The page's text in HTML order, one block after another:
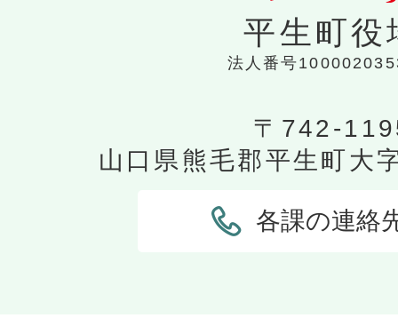
平生町役
法人番号
〒742-
山口県熊毛郡平生町大
各課の連絡